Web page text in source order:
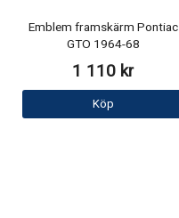
Emblem framskärm Pontiac
GTO 1964-68
1 110 kr
Köp